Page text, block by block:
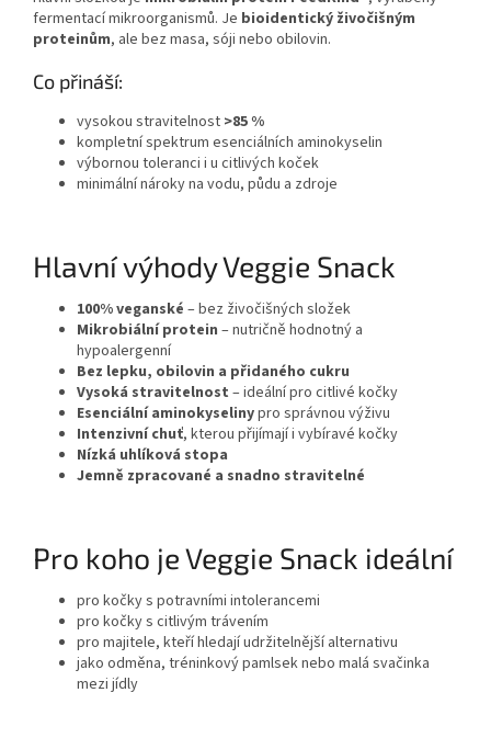
fermentací mikroorganismů. Je bioidentický živočišným
proteinům, ale bez masa, sóji nebo obilovin.
Co přináší:
vysokou stravitelnost >85 %
kompletní spektrum esenciálních aminokyselin
výbornou toleranci i u citlivých koček
minimální nároky na vodu, půdu a zdroje
Hlavní výhody Veggie Snack
100% veganské – bez živočišných složek
Mikrobiální protein – nutričně hodnotný a
hypoalergenní
Bez lepku, obilovin a přidaného cukru
Vysoká stravitelnost – ideální pro citlivé kočky
Esenciální aminokyselinypro správnou výživu
Intenzivní chuť, kterou přijímají i vybíravé kočky
Nízká uhlíková stopa
Jemně zpracované a snadno stravitelné
Pro koho je Veggie Snack ideální
pro kočky s potravními intolerancemi
pro kočky s citlivým trávením
pro majitele, kteří hledají udržitelnější alternativu
jako odměna, tréninkový pamlsek nebo malá svačinka
mezi jídly